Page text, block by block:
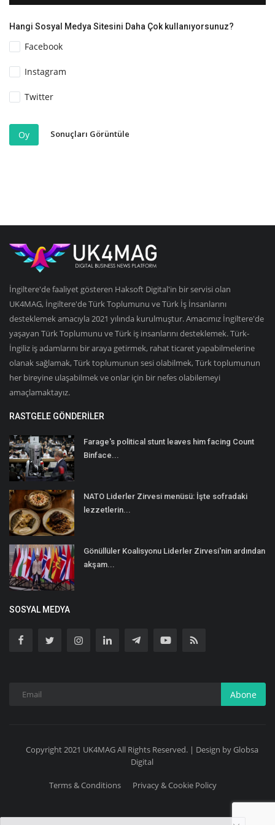
Hangi Sosyal Medya Sitesini Daha Çok kullanıyorsunuz?
Facebook
Instagram
Twitter
Oy Sonuçları Görüntüle
İngiltere'de faaliyet gösteren Haksoft Digital'in bir servisi olan
UK4MAG, İngiltere'de Türk Toplumunu ve Türk İş İnsanlarını
desteklemek amacıyla 2021 yılında kurulmuştur. Amacımız İngiltere'de
yaşayan Türk Toplumunu ve Türk iş insanlarını desteklemek. Türk-
İngiliz iş adamlarını bir araya getirmek, rahat ticaret yapabilmelerine
olanak sağlamak, Türk toplumunun sesi olabilmek, Türk toplumunun
her bireyine ulaşabilmek ve onlar için bir nefes olabilemeyi
amaçlamaktayız.
RASTGELE GÖNDERILER
Farage's political stunt leaves him facing Count
Binface...
NATO Liderler Zirvesi menüsü: İşte sofradaki
lezzetlerin...
Gönüllüler Koalisyonu Liderler Zirvesi'nin ardından
akşam...
SOSYAL MEDYA
Abone
Copyright 2021 UK4MAG All Rights Reserved. | Design by Globsa
Digital
Terms & Conditions Privacy & Cookie Policy